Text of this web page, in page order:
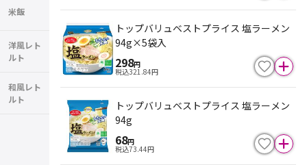
米飯
洋風レト
ルト
和風レト
ルト
トップバリュベストプライス 塩ラーメン
94g×5袋入
298円
税込321.84円
トップバリュベストプライス 塩ラーメン
94g
68円
税込73.44円